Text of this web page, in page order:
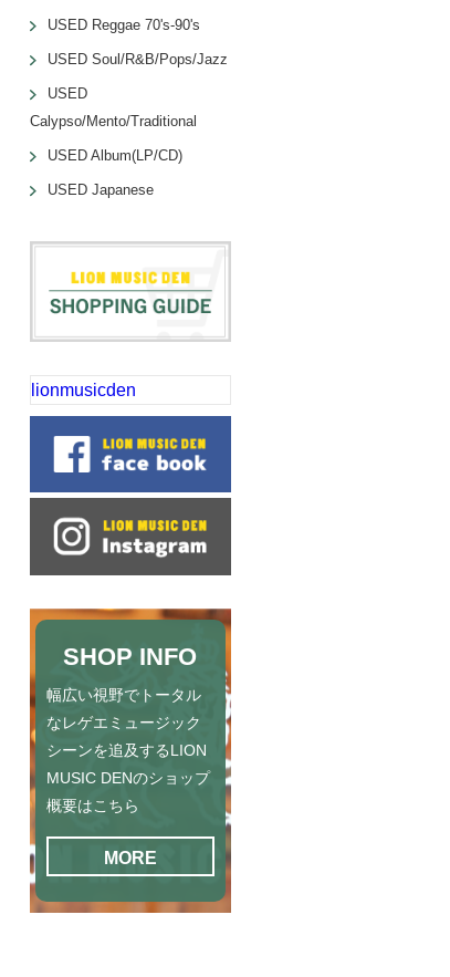
USED Reggae 70's-90's
USED Soul/R&B/Pops/Jazz
USED
Calypso/Mento/Traditional
USED Album(LP/CD)
USED Japanese
lionmusicden
SHOP INFO
幅広い視野でトータル
なレゲエミュージック
シーンを追及するLION
MUSIC DENのショップ
概要はこちら
MORE